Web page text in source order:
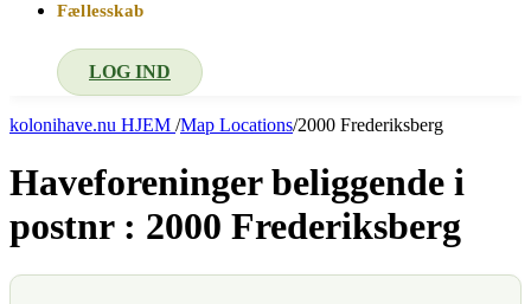
Fællesskab
LOG IND
kolonihave.nu HJEM /Map Locations/2000 Frederiksberg
Haveforeninger beliggende i
postnr : 2000 Frederiksberg